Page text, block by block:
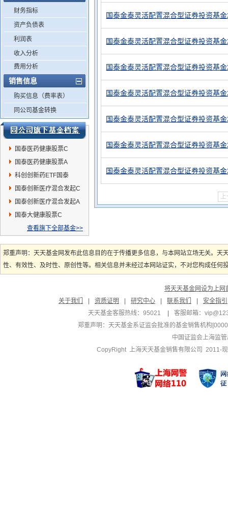
财务指标
资产负债表
利润表
收入分析
费用分析
销售信息
购买信息（费率表）
同公司基金转换
国泰医药健康股票C
国泰医药健康股票A
科创创新药ETF国泰
国泰创新医疗混合发起C
国泰创新医疗混合发起A
国泰大健康股票C
查看旗下全部基金>>
国泰金泰灵活配置混合型证券投资基
国泰金泰灵活配置混合型证券投资基
国泰金泰灵活配置混合型证券投资基
国泰金泰灵活配置混合型证券投资基
国泰金泰灵活配置混合型证券投资基
国泰金泰灵活配置混合型证券投资基
国泰金泰灵活配置混合型证券投资基
上
郑重声明：天天基金网发布此信息目的在于传播更多信息，与本网站立场无关。
性、有效性、及时性、原创性等。相关信息并未经过本网站证实，不对您构成任
将天天基金网设为上网
关于我们
资质证明 研究中心 联系我们
安全指引
天天基金客服热线：95021
客服邮箱：
郑重声明：天天基金系证监会批准的基金销售机构
中国证监会上海监
CopyRight 上海天天基金销售有限公司 2011-